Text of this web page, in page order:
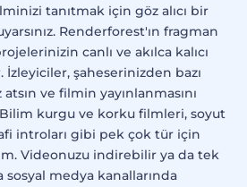
tanıtmak için göz alıcı bir
Renderforest'ın fragman
canlı ve akılca kalıcı
İzleyiciler, şaheserinizden bazı
ve filmin yayınlanmasını
kurgu ve korku filmleri, soyut
introları gibi pek çok tür için
Videonuzu indirebilir ya da tek
sosyal medya kanallarında